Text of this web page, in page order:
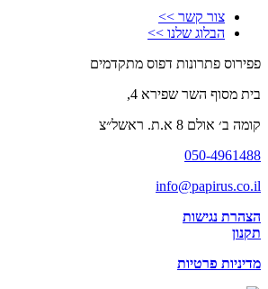
צור קשר >>
הבלוג שלנו >>
פפירוס פתרונות דפוס מתקדמים
בית מסוף השר שפירא 4,
קומה ב׳ אולם 8 א.ת. ראשל״צ
050-4961488
info@papirus.co.il
הצהרת נגישות
תקנון
מדיניות פרטיות